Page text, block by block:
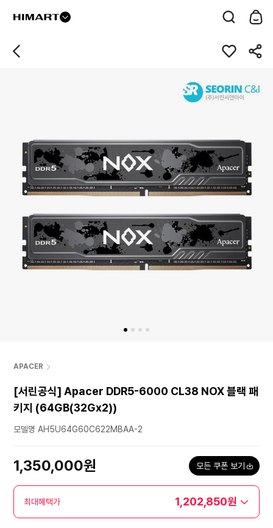
APACER
[서린공식] Apacer DDR5-6000 CL38 NOX 블랙 패
키지 (64GB(32Gx2))
모델명 AH5U64G60C622MBAA-2
1,350,000원 모든 쿠폰 보기
최대혜택가 1,202,850원